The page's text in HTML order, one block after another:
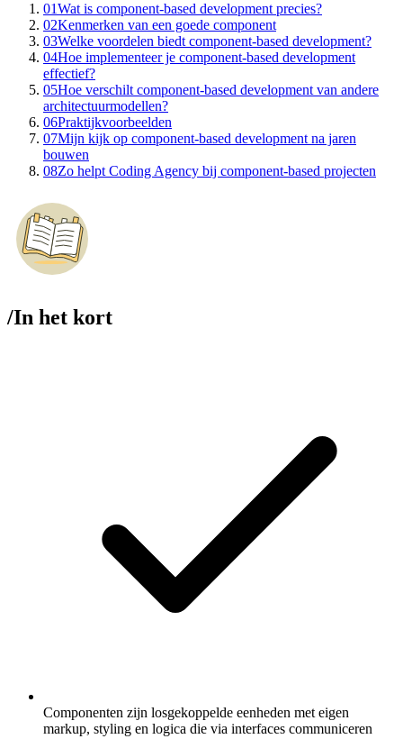
01Wat is component-based development precies?
02Kenmerken van een goede component
03Welke voordelen biedt component-based development?
04Hoe implementeer je component-based development
effectief?
05Hoe verschilt component-based development van andere
architectuurmodellen?
06Praktijkvoorbeelden
07Mijn kijk op component-based development na jaren
bouwen
08Zo helpt Coding Agency bij component-based projecten
/In het kort
Componenten zijn losgekoppelde eenheden met eigen
markup, styling en logica die via interfaces communiceren